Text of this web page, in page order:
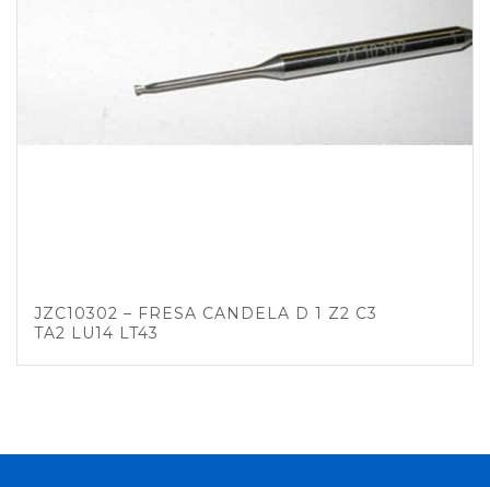
JZC10302 – FRESA CANDELA D 1 Z2 C3
TA2 LU14 LT43